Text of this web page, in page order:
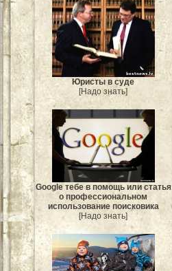
Юристы в суде
[Надо знать]
Google тебе в помощь или статья
о профессиональном
использование поисковика
[Надо знать]